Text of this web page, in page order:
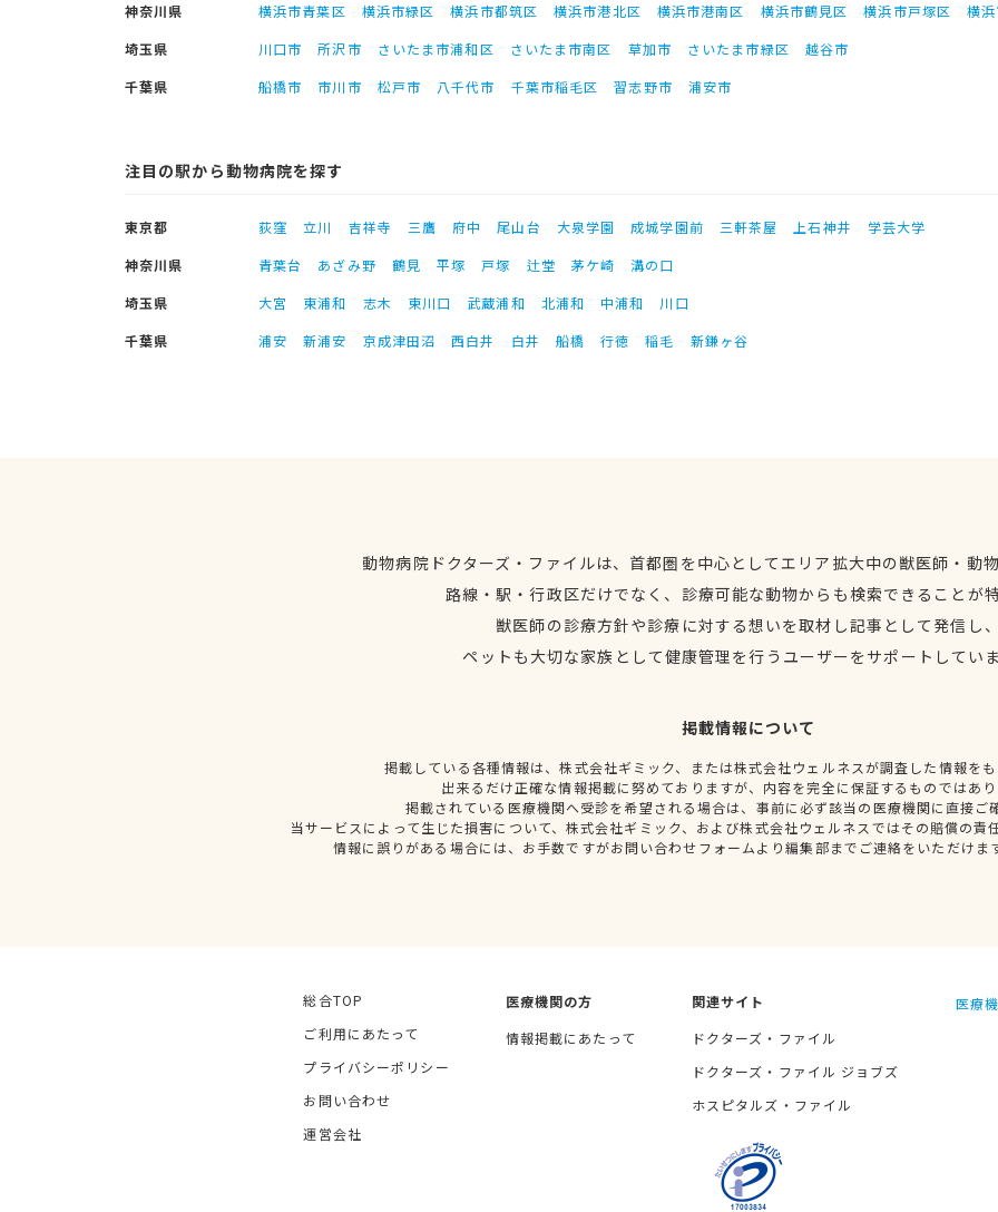
神奈川県
横浜市青葉区 横浜市緑区 横浜市都筑区 横浜市港北区 横浜市港南区 横浜市鶴見区 横浜市戸塚区
横
埼玉県
川口市 所沢市 さいたま市浦和区 さいたま市南区 草加市 さいたま市緑区
越谷市
千葉県
船橋市 市川市 松戸市 八千代市 千葉市稲毛区 習志野市 浦安市
注目の駅から動物病院を探す
東京都 荻窪 立川 吉祥寺 三鷹 府中 尾山台 大泉学園 成城学園前 三軒茶屋 上石神井
学芸大学
神奈川県
青葉台 あざみ野 鶴見 平塚 戸塚 辻堂 茅ケ崎
溝の口
埼玉県
大宮 東浦和 志木 東川口 武蔵浦和 北浦和 中浦和
川口
千葉県
浦安 新浦安 京成津田沼 西白井 白井 船橋 行徳 稲毛 新鎌ヶ谷
動物病院ドクターズ・ファイルは、首都圏を中心としてエリア拡大中の獣医師・動
路線・駅・行政区だけでなく、診療可能な動物からも検索できることが
獣医師の診療方針や診療に対する想いを取材し記事として発信し
ペットも大切な家族として健康管理を行うユーザーをサポートしてい
掲載情報について
掲載している各種情報は、株式会社ギミック、または株式会社ウェルネスが調査した情報を
出来るだけ正確な情報掲載に努めておりますが、内容を完全に保証するものではあ
掲載されている医療機関へ受診を希望される場合は、事前に必ず該当の医療機関に直接ご
当サービスによって生じた損害について、株式会社ギミック、および株式会社ウェルネスではその賠償の責
情報に誤りがある場合には、お手数ですがお問い合わせフォームより編集部までご連絡をいただけま
総合TOP
ご利用にあたって
プライバシーポリシー
お問い合わせ
運営会社
医療機関の方
情報掲載にあたって
関連サイト
ドクターズ・ファイル
ドクターズ・ファイル ジョブズ
ホスピタルズ・ファイル
医療